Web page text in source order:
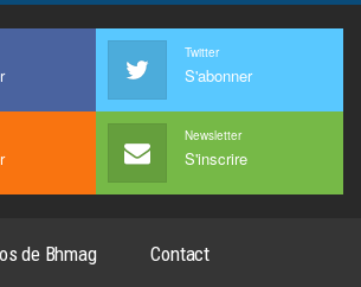
Twitter
S'abonner
Newsletter
S'inscrire
de Bhmag Contact